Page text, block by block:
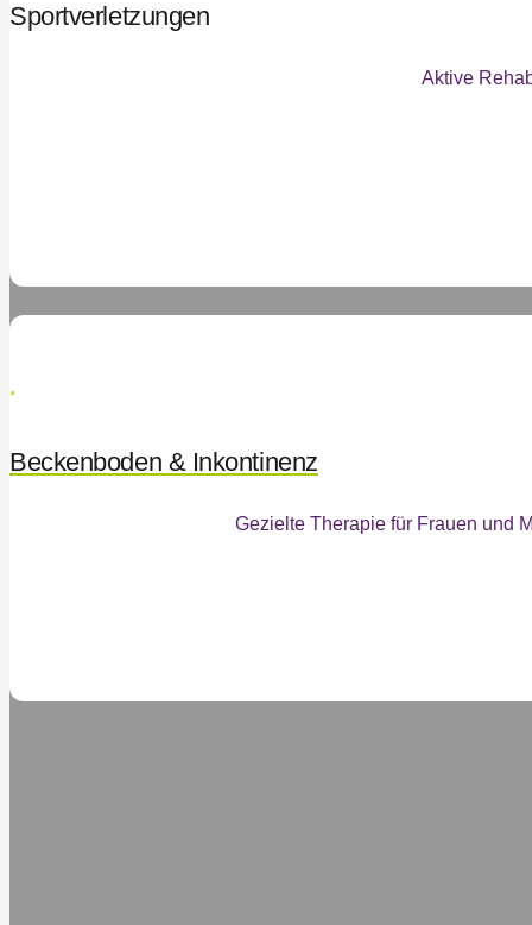
Sportverletzungen
Aktive
Beckenboden & Inkontinenz
Gezielte Therapie für Frauen und